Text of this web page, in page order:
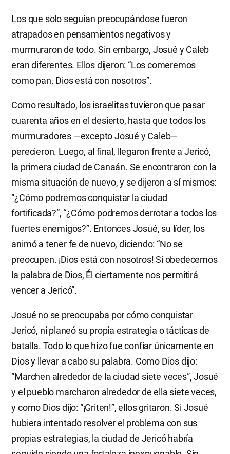
Los que solo seguían preocupándose fueron
atrapados en pensamientos negativos y
murmuraron de todo. Sin embargo, Josué y Caleb
eran diferentes. Ellos dijeron: “Los comeremos
como pan. Dios está con nosotros”.
Como resultado, los israelitas tuvieron que pasar
cuarenta años en el desierto, hasta que todos los
murmuradores —excepto Josué y Caleb—
perecieron. Luego, al final, llegaron frente a Jericó,
la primera ciudad de Canaán. Se encontraron con la
misma situación de nuevo, y se dijeron a sí mismos:
“¿Cómo podremos conquistar la ciudad
fortificada?”, “¿Cómo podremos derrotar a todos los
fuertes enemigos?”. Entonces Josué, su líder, los
animó a tener fe de nuevo, diciendo: “No se
preocupen. ¡Dios está con nosotros! Si obedecemos
la palabra de Dios, Él ciertamente nos permitirá
vencer a Jericó”.
Josué no se preocupaba por cómo conquistar
Jericó, ni planeó su propia estrategia o tácticas de
batalla. Todo lo que hizo fue confiar únicamente en
Dios y llevar a cabo su palabra. Como Dios dijo:
“Marchen alrededor de la ciudad siete veces”, Josué
y el pueblo marcharon alrededor de ella siete veces,
y como Dios dijo: “¡Griten!”, ellos gritaron. Si Josué
hubiera intentado resolver el problema con sus
propias estrategias, la ciudad de Jericó habría